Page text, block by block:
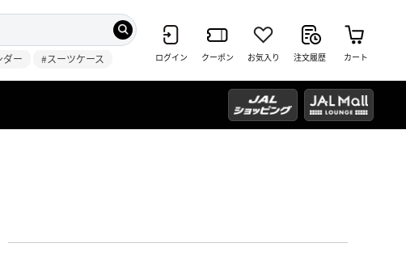
ダー #スーツケース ログイン クーポン お気入り 注文履歴 カート